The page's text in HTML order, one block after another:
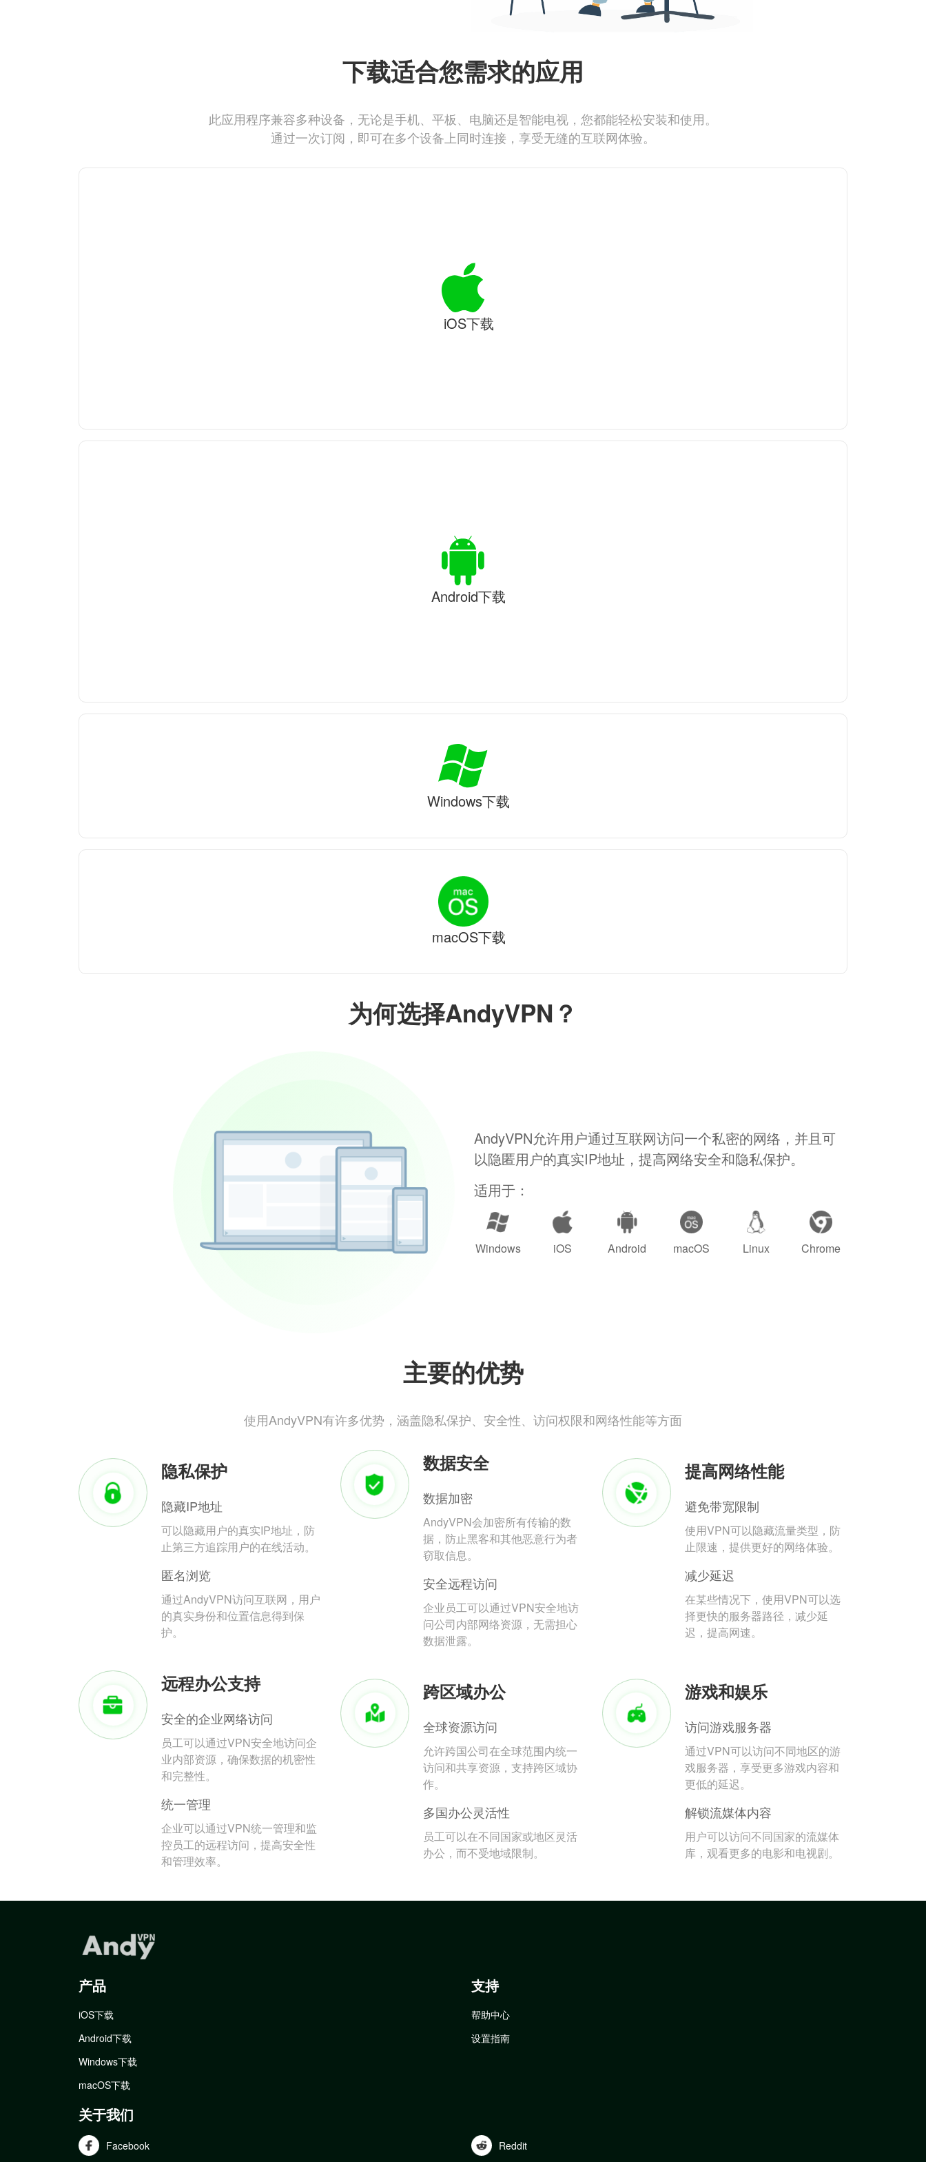
为何选择AndyVPN？
AndyVPN允许用户通过互联网访问一个私密的网络，并且可
以隐匿用户的真实IP地址，提高网络安全和隐私保护。
适用于：
Windows iOS Android macOS Linux Chrome
主要的优势
使用AndyVPN有许多优势，涵盖隐私保护、安全性、访问权限和网络性能等方面
隐私保护
隐藏IP地址
可以隐藏用户的真实IP地址，防
止第三方追踪用户的在线活动。
匿名浏览
通过AndyVPN访问互联网，用户
的真实身份和位置信息得到保
护。
数据安全
数据加密
AndyVPN会加密所有传输的数
据，防止黑客和其他恶意行为者
窃取信息。
安全远程访问
企业员工可以通过VPN安全地访
问公司内部网络资源，无需担心
数据泄露。
提高网络性能
避免带宽限制
使用VPN可以隐藏流量类型，防
止限速，提供更好的网络体验。
减少延迟
在某些情况下，使用VPN可以选
择更快的服务器路径，减少延
迟，提高网速。
远程办公支持
安全的企业网络访问
员工可以通过VPN安全地访问企
业内部资源，确保数据的机密性
和完整性。
统一管理
企业可以通过VPN统一管理和监
控员工的远程访问，提高安全性
和管理效率。
跨区域办公
全球资源访问
允许跨国公司在全球范围内统一
访问和共享资源，支持跨区域协
作。
多国办公灵活性
员工可以在不同国家或地区灵活
办公，而不受地域限制。
游戏和娱乐
访问游戏服务器
通过VPN可以访问不同地区的游
戏服务器，享受更多游戏内容和
更低的延迟。
解锁流媒体内容
用户可以访问不同国家的流媒体
库，观看更多的电影和电视剧。
下载适合您需求的应用
此应用程序兼容多种设备，无论是手机、平板、电脑还是智能电视，您都能轻松安装和使用。
通过一次订阅，即可在多个设备上同时连接，享受无缝的互联网体验。
iOS下载
Android下载
Windows下载
macOS下载
产品
iOS下载
Android下载
Windows下载
macOS下载
支持
帮助中心
设置指南
关于我们
Facebook Reddit